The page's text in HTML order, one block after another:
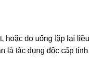
do uống lặp lại
là tác dụng độc cấp